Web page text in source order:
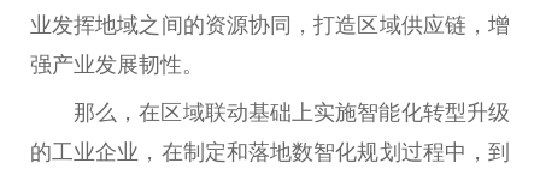
业发挥地域之间的资源协同，打造区域供应链，增
强产业发展韧性。
那么，在区域联动基础上实施智能化转型升级
的工业企业，在制定和落地数智化规划过程中，到